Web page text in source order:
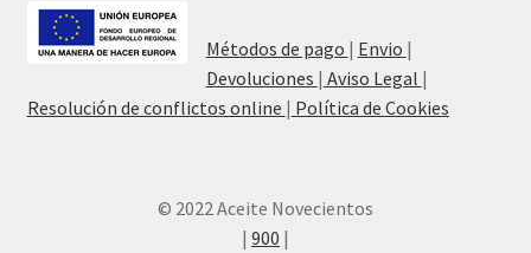
Métodos de pago | Envio |
Devoluciones | Aviso Legal |
Resolución de conflictos online | Política de Cookies
© 2022 Aceite Novecientos
| 900 |